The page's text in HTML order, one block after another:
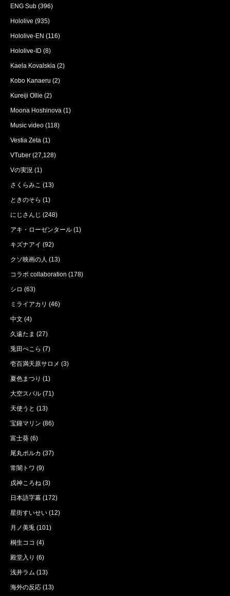
ENG Sub (396)
Hololive (935)
Hololive-EN (116)
Hololive-ID (8)
Kaela Kovalskia (2)
Kobo Kanaeru (2)
Kureiji Ollie (2)
Moona Hoshinova (1)
Music video (118)
Vestia Zeta (1)
VTuber (27,128)
Vの実況 (1)
さくらみこ (13)
ときのそら (1)
にじさんじ (248)
アキ・ローゼンタール (1)
キズナアイ (92)
クソ映画の人 (13)
コラボ collaboration (178)
シロ (63)
ミライアカリ (46)
中文 (4)
久遠たま (27)
兎田ぺこら (7)
壱百満天原サロメ (3)
夏色まつり (1)
大空スバル (71)
天使うと (13)
宝鐘マリン (86)
富士葵 (6)
尾丸ポルカ (37)
常闇トワ (9)
戌神ころね (3)
日本語字幕 (172)
星街すいせい (12)
月ノ美兎 (101)
桐生ココ (4)
殿堂入り (6)
浅井ラム (13)
海外の反応 (13)